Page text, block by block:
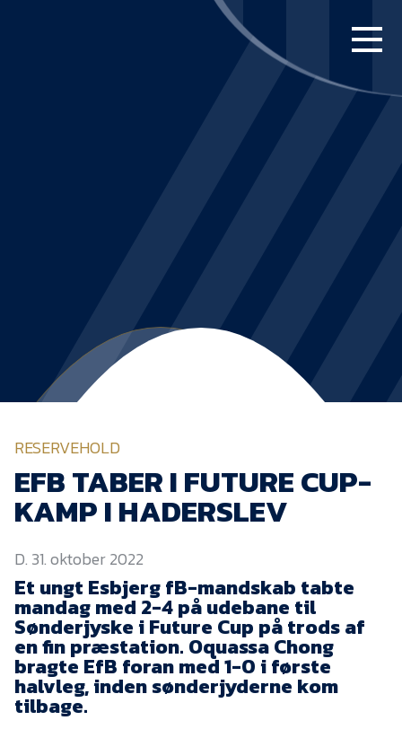
BLUE WATER
ARENA
KVINDEHOLDET
NYHEDER
EfB Akademi
Sydvestjysk Fodbold
Samarbejde
Partnere
Blue Water Arena
RESERVEHOLD
EFB TABER I FUTURE CUP-
KAMP I HADERSLEV
D. 31. oktober 2022
Et ungt Esbjerg fB-mandskab tabte
mandag med 2-4 på udebane til
Sønderjyske i Future Cup på trods af
en fin præstation. Oquassa Chong
bragte EfB foran med 1-0 i første
halvleg, inden sønderjyderne kom
tilbage.